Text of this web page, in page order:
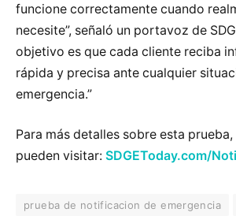
funcione correctamente cuando
necesite”, señaló un portavoz de
objetivo es que cada cliente reciba
rápida y precisa ante cualquier
emergencia.”
Para más detalles sobre esta
pueden visitar: SDGEToday.com/
prueba de notificacion de emergencia